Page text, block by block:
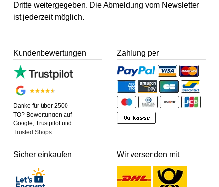
Dritte weitergegeben. Die Abmeldung vom Newsletter
ist jederzeit möglich.
Kundenbewertungen
Danke für über 2500
TOP Bewertungen auf
Google, Trustpilot und
Trusted Shops.
Zahlung per
Sicher einkaufen Wir versenden mit